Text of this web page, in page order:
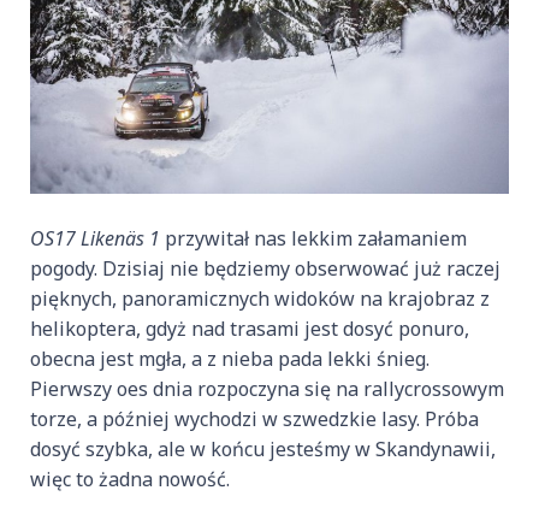
OS17 Likenäs 1 przywitał nas lekkim załamaniem
pogody. Dzisiaj nie będziemy obserwować już raczej
pięknych, panoramicznych widoków na krajobraz z
helikoptera, gdyż nad trasami jest dosyć ponuro,
obecna jest mgła, a z nieba pada lekki śnieg.
Pierwszy oes dnia rozpoczyna się na rallycrossowym
torze, a później wychodzi w szwedzkie lasy. Próba
dosyć szybka, ale w końcu jesteśmy w Skandynawii,
więc to żadna nowość.